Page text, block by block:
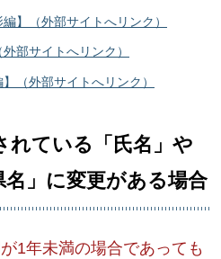
】（外部サイトへリンク）
部サイトへリンク）
（外部サイトへリンク）
れている「氏名」や
名」に変更がある場合
1年未満の場合であっても